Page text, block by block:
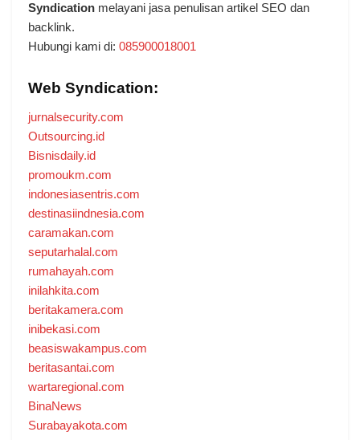
Syndication melayani jasa penulisan artikel SEO dan
backlink.
Hubungi kami di: 085900018001
Web Syndication:
jurnalsecurity.com
Outsourcing.id
Bisnisdaily.id
promoukm.com
indonesiasentris.com
destinasiindnesia.com
caramakan.com
seputarhalal.com
rumahayah.com
inilahkita.com
beritakamera.com
inibekasi.com
beasiswakampus.com
beritasantai.com
wartaregional.com
BinaNews
Surabayakota.com